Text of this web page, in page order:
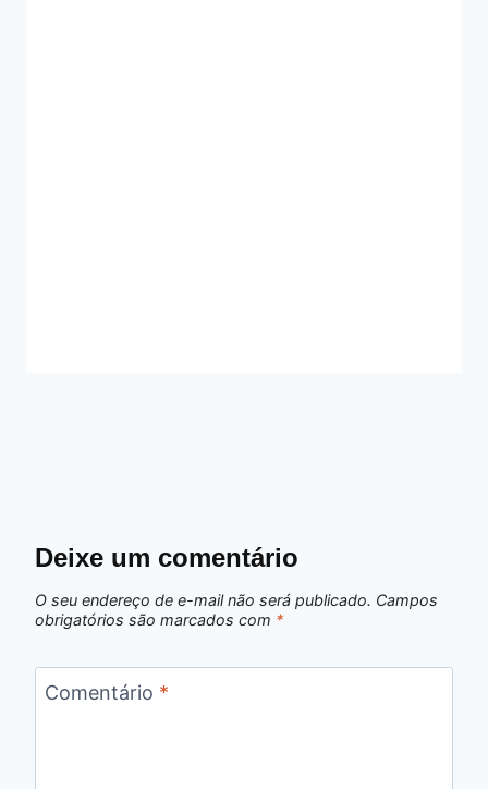
Deixe um comentário
O seu endereço de e-mail não será publicado. Campos
obrigatórios são marcados com *
Comentário *